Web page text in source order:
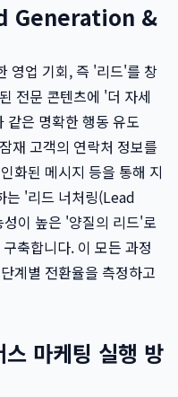
Generation &
영업 기회, 즉 '리드'를 창
전문 콘텐츠에 '더 자세
은 명확한 행동 유도
고객의 연락처 정보를
화된 메시지 등을 통해 지
는 '리드 너처링(Lead
이 높은 '양질의 리드'로
축합니다. 이 모든 과정
계별 전환율을 측정하고
마케팅 실행 방